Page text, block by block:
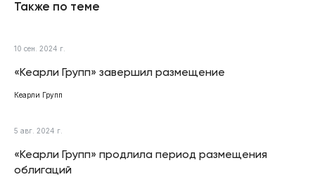
Также по теме
10 сен. 2024 г.
«Кеарли Групп» завершил размещение
Кеарли Групп
5 авг. 2024 г.
«Кеарли Групп» продлила период размещения
облигаций